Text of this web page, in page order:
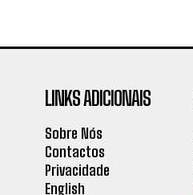
LINKS ADICIONAIS
Sobre Nós
Contactos
Privacidade
English